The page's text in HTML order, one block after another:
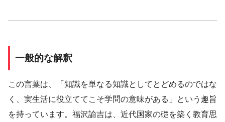
一般的な解釈
この言葉は、「知識を単なる知識としてとどめるのではな
く、実生活に役立ててこそ学問の意味がある」という趣旨
を持っています。福沢諭吉は、近代国家の礎を築く教育思